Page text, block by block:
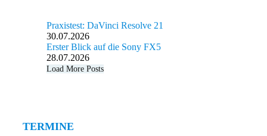
Praxistest: DaVinci Resolve 21
30.07.2026
Erster Blick auf die Sony FX5
28.07.2026
Load More Posts
TERMINE